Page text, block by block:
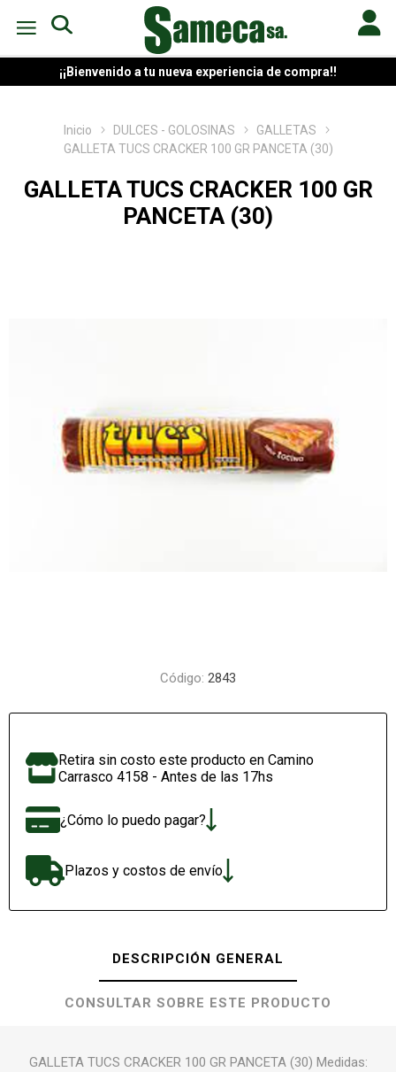
¡¡Bienvenido a tu nueva experiencia de compra!!
Inicio DULCES - GOLOSINAS
GALLETAS
GALLETA TUCS CRACKER 100 GR PANCETA (30)
GALLETA TUCS CRACKER 100 GR
PANCETA (30)
Código: 2843
Retira sin costo este producto en Camino
Carrasco 4158 - Antes de las 17hs
¿Cómo lo puedo pagar?
Plazos y costos de envío
DESCRIPCIÓN GENERAL
CONSULTAR SOBRE ESTE PRODUCTO
GALLETA TUCS CRACKER 100 GR PANCETA (30) Medidas: